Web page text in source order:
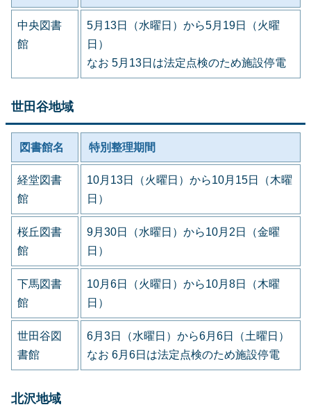
中央図書
館
5月13日（水曜日）から5月19日（火曜
日）
なお 5月13日は法定点検のため施設停電
世田谷地域
図書館名 特別整理期間
経堂図書
館
10月13日（火曜日）から10月15日（木曜
日）
桜丘図書
館
9月30日（水曜日）から10月2日（金曜
日）
下馬図書
館
10月6日（火曜日）から10月8日（木曜
日）
世田谷図
書館
6月3日（水曜日）から6月6日（土曜日）
なお 6月6日は法定点検のため施設停電
北沢地域